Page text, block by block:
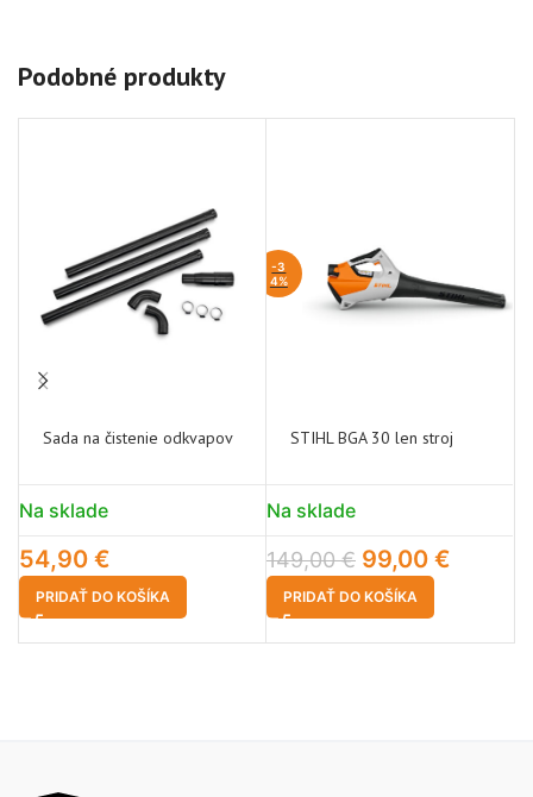
Podobné produkty
Sada na čistenie odkvapov
Na sklade
54,90 €
PRIDAŤ DO KOŠÍKA
-3
4%
STIHL BGA 30 len stroj
Na sklade
149,00€ 99,00 €
PRIDAŤ DO KOŠÍKA